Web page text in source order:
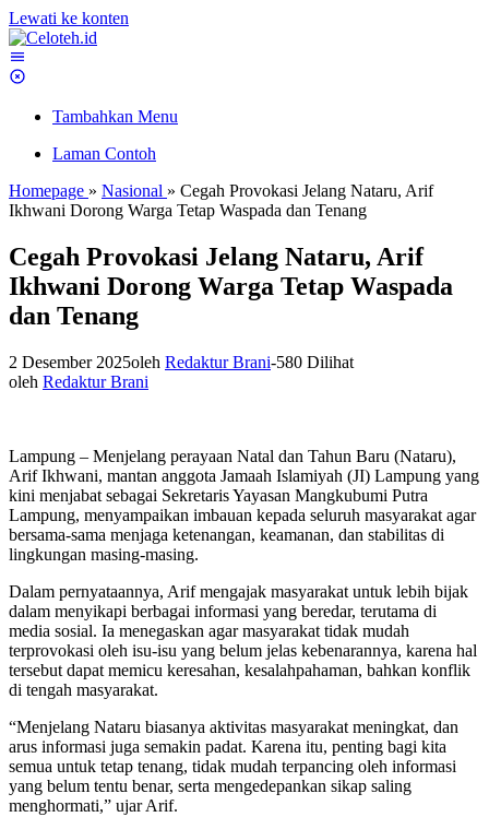
Lewati ke konten
Tambahkan Menu
Laman Contoh
Homepage » Nasional » Cegah Provokasi Jelang Nataru, Arif
Ikhwani Dorong Warga Tetap Waspada dan Tenang
Cegah Provokasi Jelang Nataru, Arif
Ikhwani Dorong Warga Tetap Waspada
dan Tenang
2 Desember 2025oleh Redaktur Brani-580 Dilihat
oleh Redaktur Brani
Lampung – Menjelang perayaan Natal dan Tahun Baru (Nataru),
Arif Ikhwani, mantan anggota Jamaah Islamiyah (JI) Lampung yang
kini menjabat sebagai Sekretaris Yayasan Mangkubumi Putra
Lampung, menyampaikan imbauan kepada seluruh masyarakat agar
bersama-sama menjaga ketenangan, keamanan, dan stabilitas di
lingkungan masing-masing.
Dalam pernyataannya, Arif mengajak masyarakat untuk lebih bijak
dalam menyikapi berbagai informasi yang beredar, terutama di
media sosial. Ia menegaskan agar masyarakat tidak mudah
terprovokasi oleh isu-isu yang belum jelas kebenarannya, karena hal
tersebut dapat memicu keresahan, kesalahpahaman, bahkan konflik
di tengah masyarakat.
“Menjelang Nataru biasanya aktivitas masyarakat meningkat, dan
arus informasi juga semakin padat. Karena itu, penting bagi kita
semua untuk tetap tenang, tidak mudah terpancing oleh informasi
yang belum tentu benar, serta mengedepankan sikap saling
menghormati,” ujar Arif.